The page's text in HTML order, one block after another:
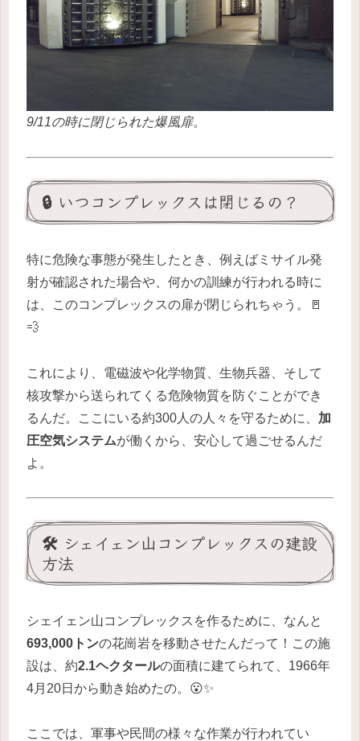
9/11の時に閉じられた爆風扉。
🔒 いつコンプレックスは閉じるの？
特に危険な事態が発生したとき、例えばミサイル発
射が確認された場合や、何かの訓練が行われる時に
は、このコンプレックスの扉が閉じられちゃう。🚪
💨
これにより、電磁波や化学物質、生物兵器、そして
核攻撃から送られてくる危険物質を防ぐことができ
るんだ。ここにいる約300人の人々を守るために、 加
圧空気システムが働くから、安心して過ごせるんだ
よ。
🛠️ シェイェン山コンプレックスの建設
方法
シェイェン山コンプレックスを作るために、なんと
693,000トンの花崗岩を移動させたんだって！この施
設は、約2.1ヘクタールの面積に建てられて、1966年
4月20日から動き始めたの。😮✨
ここでは、軍事や民間の様々な作業が行われてい